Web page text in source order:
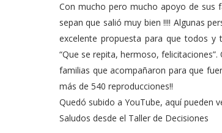
Con mucho pero mucho apoyo de sus
sepan que salió muy bien !!!! Algunas
excelente propuesta para que todos y
“Que se repita, hermoso,
familias que acompañaron para que
más de 540 reproducciones!!
Quedó subido a YouTube, aquí pueden
Saludos desde el Taller de Decisiones